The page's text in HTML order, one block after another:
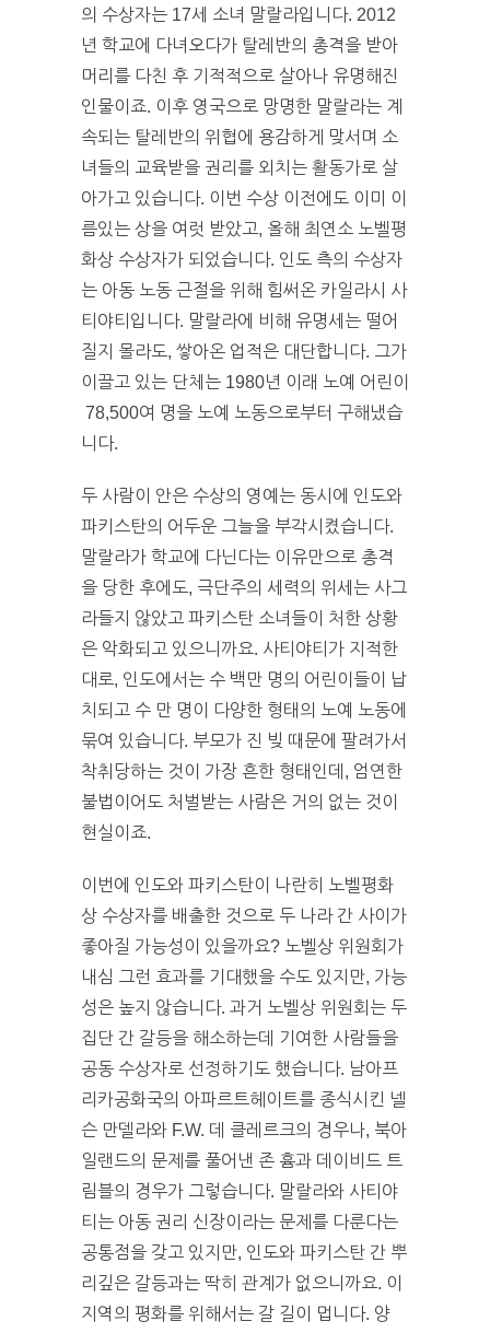
의 수상자는 17세 소녀 말랄라입니다. 2012
년 학교에 다녀오다가 탈레반의 총격을 받아
머리를 다친 후 기적적으로 살아나 유명해진
인물이죠. 이후 영국으로 망명한 말랄라는 계
속되는 탈레반의 위협에 용감하게 맞서며 소
녀들의 교육받을 권리를 외치는 활동가로 살
아가고 있습니다. 이번 수상 이전에도 이미 이
름있는 상을 여럿 받았고, 올해 최연소 노벨평
화상 수상자가 되었습니다. 인도 측의 수상자
는 아동 노동 근절을 위해 힘써온 카일라시 사
티야티입니다. 말랄라에 비해 유명세는 떨어
질지 몰라도, 쌓아온 업적은 대단합니다. 그가
이끌고 있는 단체는 1980년 이래 노예 어린이
78,500여 명을 노예 노동으로부터 구해냈습
니다.
두 사람이 안은 수상의 영예는 동시에 인도와
파키스탄의 어두운 그늘을 부각시켰습니다.
말랄라가 학교에 다닌다는 이유만으로 총격
을 당한 후에도, 극단주의 세력의 위세는 사그
라들지 않았고 파키스탄 소녀들이 처한 상황
은 악화되고 있으니까요. 사티야티가 지적한
대로, 인도에서는 수 백만 명의 어린이들이 납
치되고 수 만 명이 다양한 형태의 노예 노동에
묶여 있습니다. 부모가 진 빚 때문에 팔려가서
착취당하는 것이 가장 흔한 형태인데, 엄연한
불법이어도 처벌받는 사람은 거의 없는 것이
현실이죠.
이번에 인도와 파키스탄이 나란히 노벨평화
상 수상자를 배출한 것으로 두 나라 간 사이가
좋아질 가능성이 있을까요? 노벨상 위원회가
내심 그런 효과를 기대했을 수도 있지만, 가능
성은 높지 않습니다. 과거 노벨상 위원회는 두
집단 간 갈등을 해소하는데 기여한 사람들을
공동 수상자로 선정하기도 했습니다. 남아프
리카공화국의 아파르트헤이트를 종식시킨 넬
슨 만델라와 F.W. 데 클레르크의 경우나, 북아
일랜드의 문제를 풀어낸 존 흄과 데이비드 트
림블의 경우가 그렇습니다. 말랄라와 사티야
티는 아동 권리 신장이라는 문제를 다룬다는
공통점을 갖고 있지만, 인도와 파키스탄 간 뿌
리깊은 갈등과는 딱히 관계가 없으니까요. 이
지역의 평화를 위해서는 갈 길이 멉니다. 양